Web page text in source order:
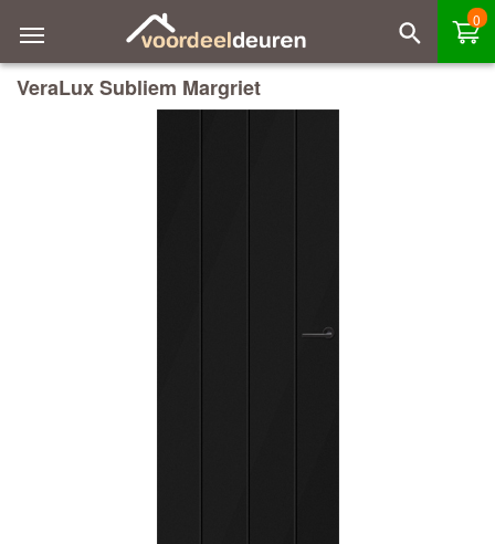
0
VeraLux Subliem Margriet